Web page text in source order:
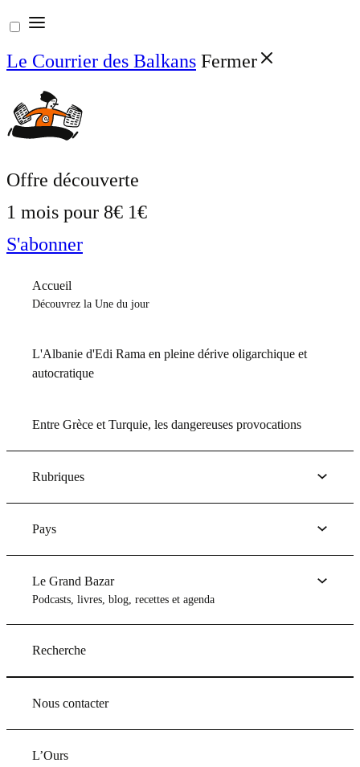
Aller
au
contenu
Le Courrier des Balkans Fermer
Offre découverte
1 mois pour 8€ 1€
S'abonner
Accueil
Découvrez la Une du jour
L'Albanie d'Edi Rama en pleine dérive oligarchique et
autocratique
Entre Grèce et Turquie, les dangereuses provocations
Rubriques
Pays
Le Grand Bazar
Podcasts, livres, blog, recettes et agenda
Recherche
Nous contacter
L’Ours